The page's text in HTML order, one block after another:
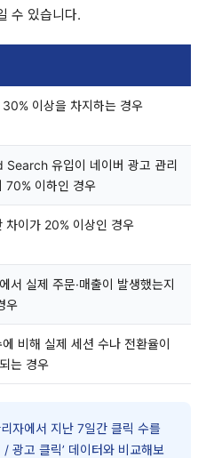
수 있습니다.
30% 이상을 차지하는 경우
Search 유입이 네이버 광고 관리
70% 이하인 경우
차이가 20% 이상인 경우
서 실제 주문·매출이 발생했는지
우
비해 실제 세션 수나 전환율이
는 경우
자에서 지난 7일간 클릭 수를
광고 클릭’ 데이터와 비교해보